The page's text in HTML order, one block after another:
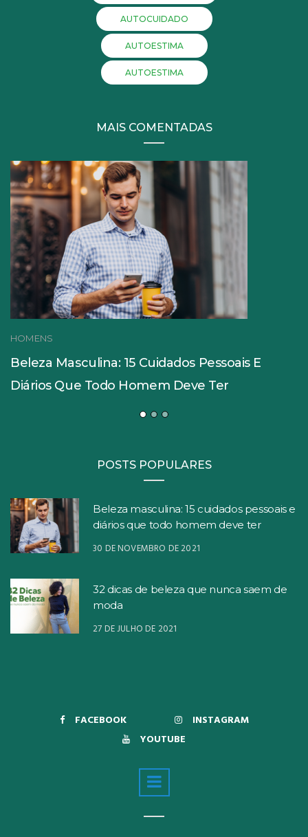
AUTOCUIDADO
AUTOESTIMA
AUTOESTIMA
MAIS COMENTADAS
HOMENS
Beleza Masculina: 15 Cuidados Pessoais E
Diários Que Todo Homem Deve Ter
POSTS POPULARES
Beleza masculina: 15 cuidados pessoais e
diários que todo homem deve ter
30 DE NOVEMBRO DE 2021
32 dicas de beleza que nunca saem de
moda
27 DE JULHO DE 2021
FACEBOOK
INSTAGRAM
YOUTUBE